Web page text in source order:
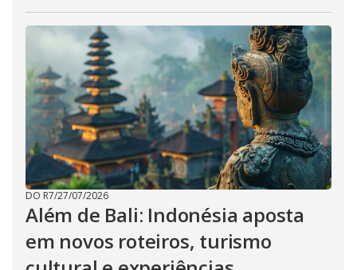
DO R7/27/07/2026
Além de Bali: Indonésia aposta
em novos roteiros, turismo